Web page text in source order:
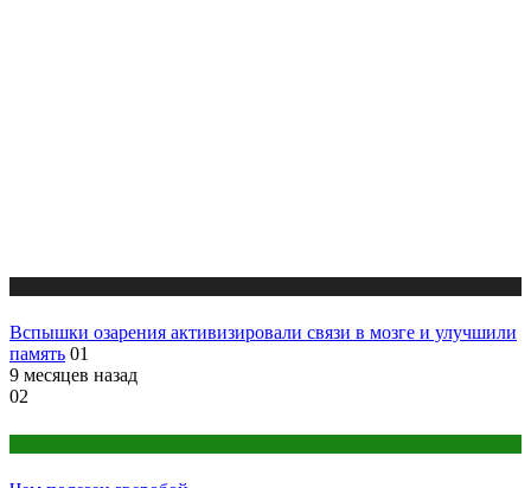
Вспышки озарения активизировали связи в мозге и улучшили
память 01
9 месяцев назад
02